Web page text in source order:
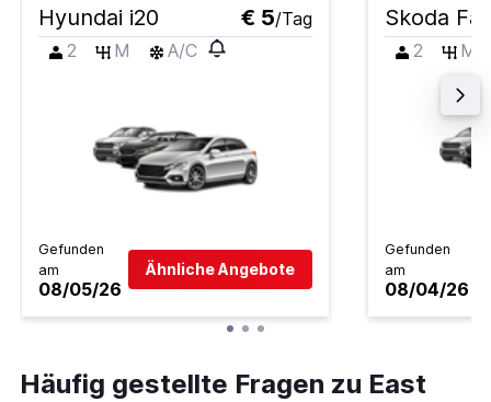
Hyundai i20 € 5/Tag
2
M A/C
Gefunden
am
08/05/26
Ähnliche Angebote
Skoda
2 M
Gefunden
am
08/04/26
Häufig gestellte Fragen zu East